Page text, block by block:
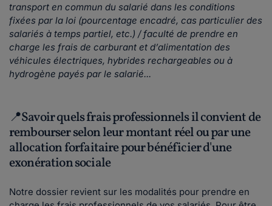
transport en commun du salarié dans les conditions
fixées par la loi (pourcentage encadré, cas particulier des
salariés à temps partiel, etc.) / faculté de prendre en
charge les frais de carburant et d’alimentation des
véhicules électriques, hybrides rechargeables ou à
hydrogène payés par le salarié...
📍Savoir quels frais professionnels il convient de
rembourser selon leur montant réel ou par une
allocation forfaitaire pour bénéficier d'une
exonération sociale
Notre dossier revient sur les modalités pour prendre en